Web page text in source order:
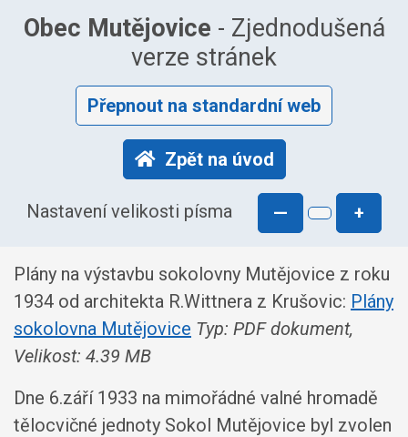
Obec Mutějovice - Zjednodušená
verze stránek
Přepnout na standardní web
Zpět na úvod
Nastavení velikosti písma — +
Plány na výstavbu sokolovny Mutějovice z roku
1934 od architekta R.Wittnera z Krušovic: Plány
sokolovna Mutějovice Typ: PDF dokument,
Velikost: 4.39 MB
Dne 6.září 1933 na mimořádné valné hromadě
tělocvičné jednoty Sokol Mutějovice byl zvolen